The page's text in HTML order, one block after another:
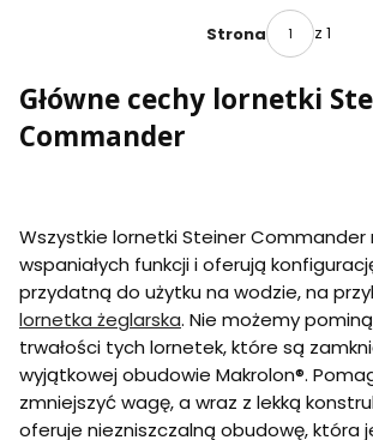
Strona z 1
Główne cechy lornetki
Commander
Wszystkie lornetki Steiner Commander
wspaniałych funkcji i oferują
przydatną do użytku na wodzie, na
lornetka żeglarska. Nie możemy
trwałości tych lornetek, które są
wyjątkowej obudowie Makrolon®.
zmniejszyć wagę, a wraz z lekką
oferuje niezniszczalną obudowę, która